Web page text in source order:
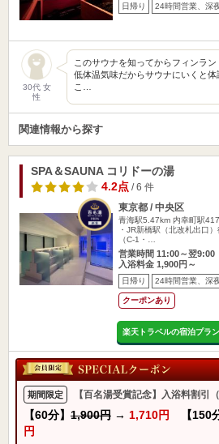
日帰り 24時間営業、深
30代 女
性
このサウナを知ってからフィンラ
低体温気味だからサウナにいくと
こ…
関連情報から探す
SPA＆SAUNA コリドーの湯
4.2点/ 6 件
東京都 / 中央区
青海駅5.47km 内幸町駅
・JR新橋駅（北改札出口
（C-1・…
営業時間 11:00～翌9:00
入浴料金 1,900円～
日帰り 24時間営業、深
クーポンあり
楽天トラベルの宿泊プラ
期間限定 【百名湯受賞記念】入浴料割引
【60分】 1,900円 → 1,710円 【150分
円